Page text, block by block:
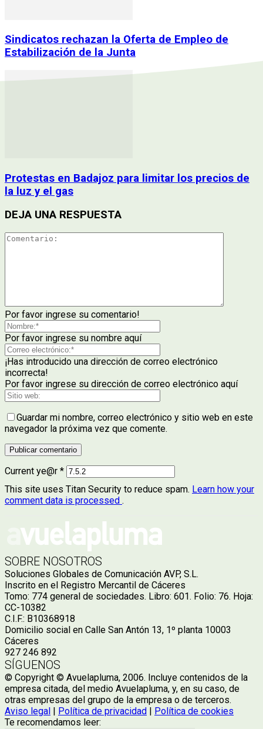
Sindicatos rechazan la Oferta de Empleo de
Estabilización de la Junta
Protestas en Badajoz para limitar los precios de
la luz y el gas
DEJA UNA RESPUESTA
Por favor ingrese su comentario!
Por favor ingrese su nombre aquí
¡Has introducido una dirección de correo electrónico
incorrecta!
Por favor ingrese su dirección de correo electrónico aquí
Guardar mi nombre, correo electrónico y sitio web en este
navegador la próxima vez que comente.
Current ye@r *
This site uses Titan Security to reduce spam. Learn how your
comment data is processed .
SOBRE NOSOTROS
Soluciones Globales de Comunicación AVP, S.L.
Inscrito en el Registro Mercantil de Cáceres
Tomo: 774 general de sociedades. Libro: 601. Folio: 76. Hoja:
CC-10382
C.I.F.: B10368918
Domicilio social en Calle San Antón 13, 1º planta 10003
Cáceres
927 246 892
SÍGUENOS
© Copyright © Avuelapluma, 2006. Incluye contenidos de la
empresa citada, del medio Avuelapluma, y, en su caso, de
otras empresas del grupo de la empresa o de terceros.
Aviso legal
Política de privacidad
Política de cookies
Te recomendamos leer: